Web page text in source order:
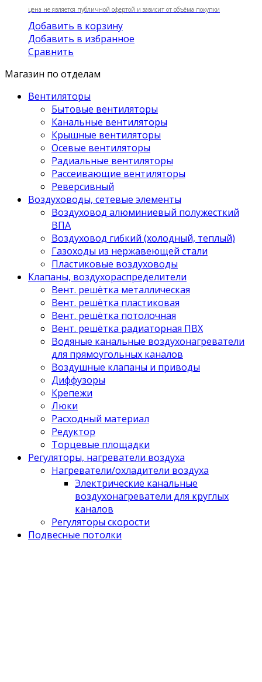
цена не является публичной офертой и зависит от объёма покупки
Добавить в корзину
Добавить в избранное
Сравнить
Магазин по отделам
Вентиляторы
Бытовые вентиляторы
Канальные вентиляторы
Крышные вентиляторы
Осевые вентиляторы
Радиальные вентиляторы
Рассеивающие вентиляторы
Реверсивный
Воздуховоды, сетевые элементы
Воздуховод алюминиевый полужесткий
ВПА
Воздуховод гибкий (холодный, теплый)
Газоходы из нержавеющей стали
Пластиковые воздуховоды
Клапаны, воздухораспределители
Вент. решётка металлическая
Вент. решётка пластиковая
Вент. решётка потолочная
Вент. решётка радиаторная ПВХ
Водяные канальные воздухонагреватели
для прямоугольных каналов
Воздушные клапаны и приводы
Диффузоры
Крепежи
Люки
Расходный материал
Редуктор
Торцевые площадки
Регуляторы, нагреватели воздуха
Нагреватели/охладители воздуха
Электрические канальные
воздухонагреватели для круглых
каналов
Регуляторы скорости
Подвесные потолки